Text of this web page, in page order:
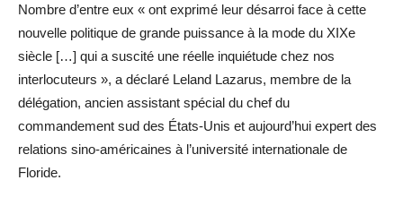
Nombre d’entre eux « ont exprimé leur désarroi face à cette
nouvelle politique de grande puissance à la mode du XIXe
siècle […] qui a suscité une réelle inquiétude chez nos
interlocuteurs », a déclaré Leland Lazarus, membre de la
délégation, ancien assistant spécial du chef du
commandement sud des États-Unis et aujourd’hui expert des
relations sino-américaines à l’université internationale de
Floride.